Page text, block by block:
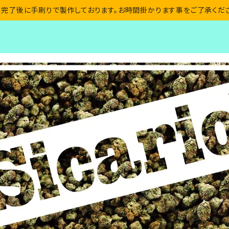
了後に手刷りで製作しております。お時間掛かります事をご了承くだ